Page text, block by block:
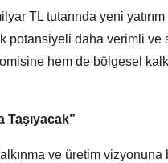
TL tutarında yeni
potansiyeli daha verimli
hem de bölgesel
Taşıyacak”
ve üretim vizyonuna